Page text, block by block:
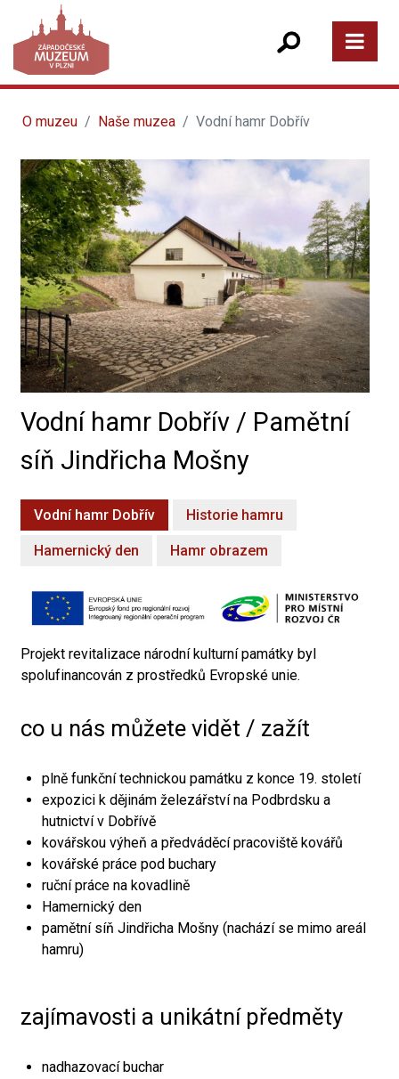
O muzeu Naše muzea Vodní hamr Dobřív
Vodní hamr Dobřív / Pamětní
síň Jindřicha Mošny
Vodní hamr Dobřív Historie hamru
Hamernický den Hamr obrazem
Projekt revitalizace národní kulturní památky byl
spolufinancován z prostředků Evropské unie.
co u nás můžete vidět / zažít
plně funkční technickou památku z konce 19. století
expozici k dějinám železářství na Podbrdsku a
hutnictví v Dobřívě
kovářskou výheň a předváděcí pracoviště kovářů
kovářské práce pod buchary
ruční práce na kovadlině
Hamernický den
pamětní síň Jindřicha Mošny (nachází se mimo areál
hamru)
zajímavosti a unikátní předměty
nadhazovací buchar